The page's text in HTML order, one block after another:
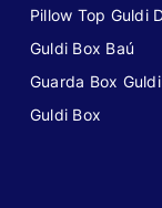
Pillow Top Guldi
Guldi Box Baú
Guarda Box Guldi
Guldi Box